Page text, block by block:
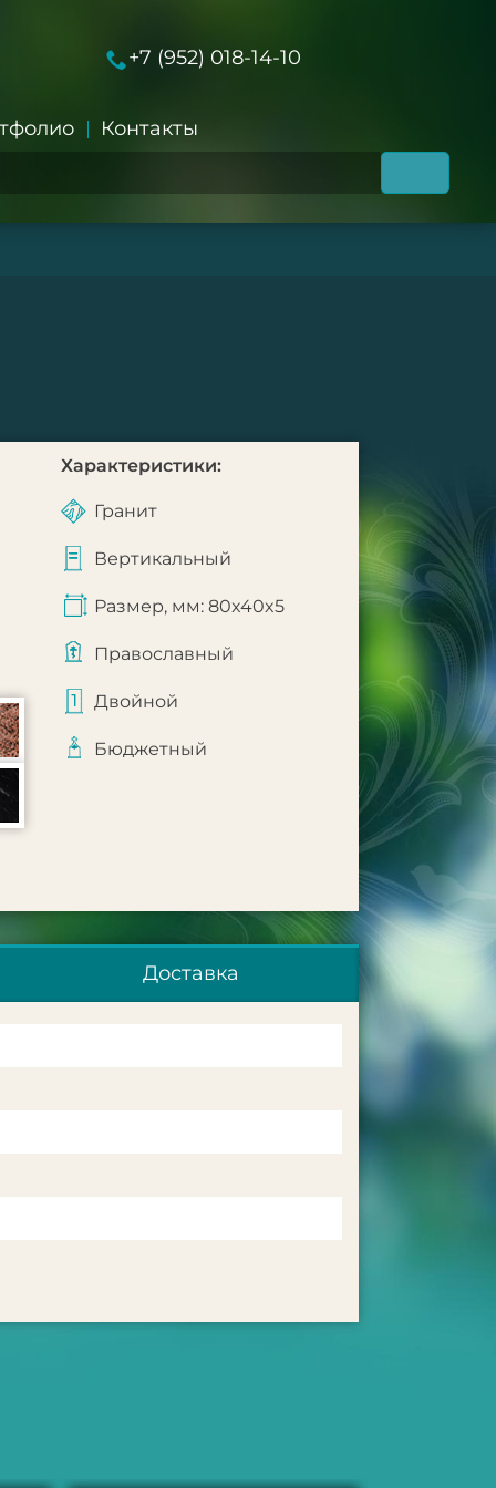
+7 (952) 018-14-10
Контакты
Характеристики:
Гранит
Вертикальный
Размер, мм: 80x40x5
Православный
Двойной
Бюджетный
Доставка